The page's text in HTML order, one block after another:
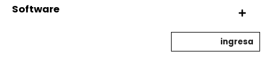
Software
ingresa